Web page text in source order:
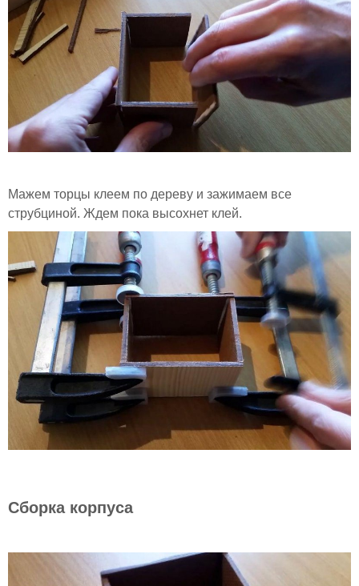
Мажем торцы клеем по дереву и зажимаем все
струбциной. Ждем пока высохнет клей.
Сборка корпуса